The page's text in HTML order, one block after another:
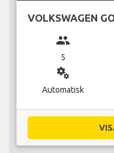
VOLKSWAGEN
group
5
miscellaneous_services
Automatisk